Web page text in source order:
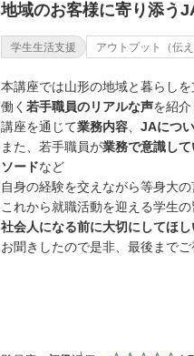
地域のお客様に寄り添う
学生生活支援 アウトプット（伝え
本講座では山形の地域と暮らし
働く 若手職員のリアルな声を紹介
講座を通じて業務内容 JAにつ
また、若手職員が業務で意識して
ソードなど
自身の経験を交えながら等身大の
これから就職活動を迎える学生の
社会人になる前に大切にしてほし
お聞きしたので是非、最後までご